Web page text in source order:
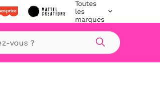
Toutes
les
marques
Rechercher